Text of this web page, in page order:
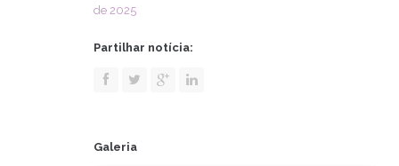
de 2025
Partilhar notícia:
Galeria